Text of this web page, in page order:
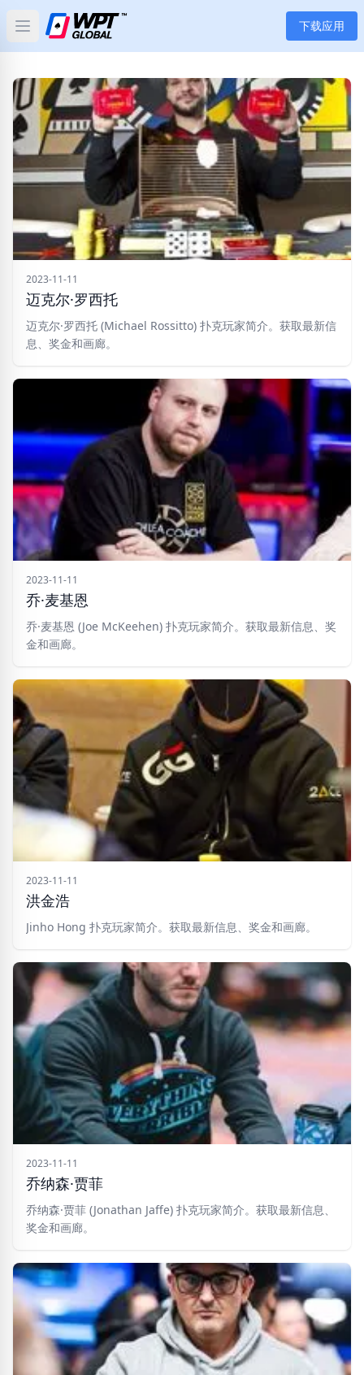
Open main menu 下载应用
新闻
文章
扑克
应用
分类
2023-11-11
迈克尔·罗西托
迈克尔·罗西托 (Michael Rossitto) 扑克玩家简介。获取最新信
息、奖金和画廊。
2023-11-11
乔·麦基恩
乔·麦基恩 (Joe McKeehen) 扑克玩家简介。获取最新信息、奖
金和画廊。
2023-11-11
洪金浩
Jinho Hong 扑克玩家简介。获取最新信息、奖金和画廊。
2023-11-11
乔纳森·贾菲
乔纳森·贾菲 (Jonathan Jaffe) 扑克玩家简介。获取最新信息、
奖金和画廊。